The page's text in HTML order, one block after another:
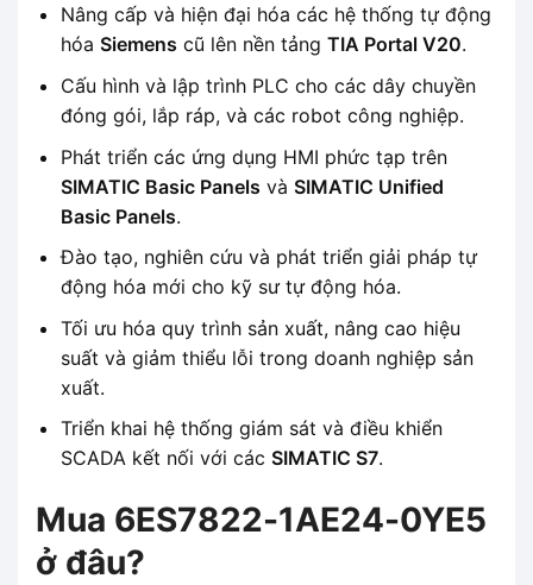
Nâng cấp và hiện đại hóa các hệ thống tự động
hóa Siemens cũ lên nền tảng TIA Portal V20.
Cấu hình và lập trình PLC cho các dây chuyền
đóng gói, lắp ráp, và các robot công nghiệp.
Phát triển các ứng dụng HMI phức tạp trên
SIMATIC Basic Panels và SIMATIC Unified
Basic Panels.
Đào tạo, nghiên cứu và phát triển giải pháp tự
động hóa mới cho kỹ sư tự động hóa.
Tối ưu hóa quy trình sản xuất, nâng cao hiệu
suất và giảm thiểu lỗi trong doanh nghiệp sản
xuất.
Triển khai hệ thống giám sát và điều khiển
SCADA kết nối với các SIMATIC S7.
Mua 6ES7822-1AE24-0YE5
ở đâu?